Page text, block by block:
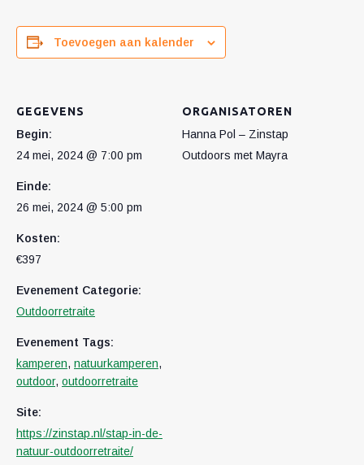
Toevoegen aan kalender
GEGEVENS
Begin:
24 mei, 2024 @ 7:00 pm
Einde:
26 mei, 2024 @ 5:00 pm
Kosten:
€397
Evenement Categorie:
Outdoorretraite
Evenement Tags:
kamperen, natuurkamperen,
outdoor, outdoorretraite
Site:
https://zinstap.nl/stap-in-de-
natuur-outdoorretraite/
ORGANISATOREN
Hanna Pol – Zinstap
Outdoors met Mayra